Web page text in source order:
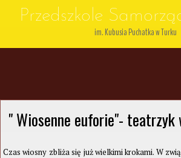
Przedszkole
im. Kubusia Puchatka w Turku
" Wiosenne euforie"- teatrzyk
Czas wiosny zbliża się już wielkimi krokami. W